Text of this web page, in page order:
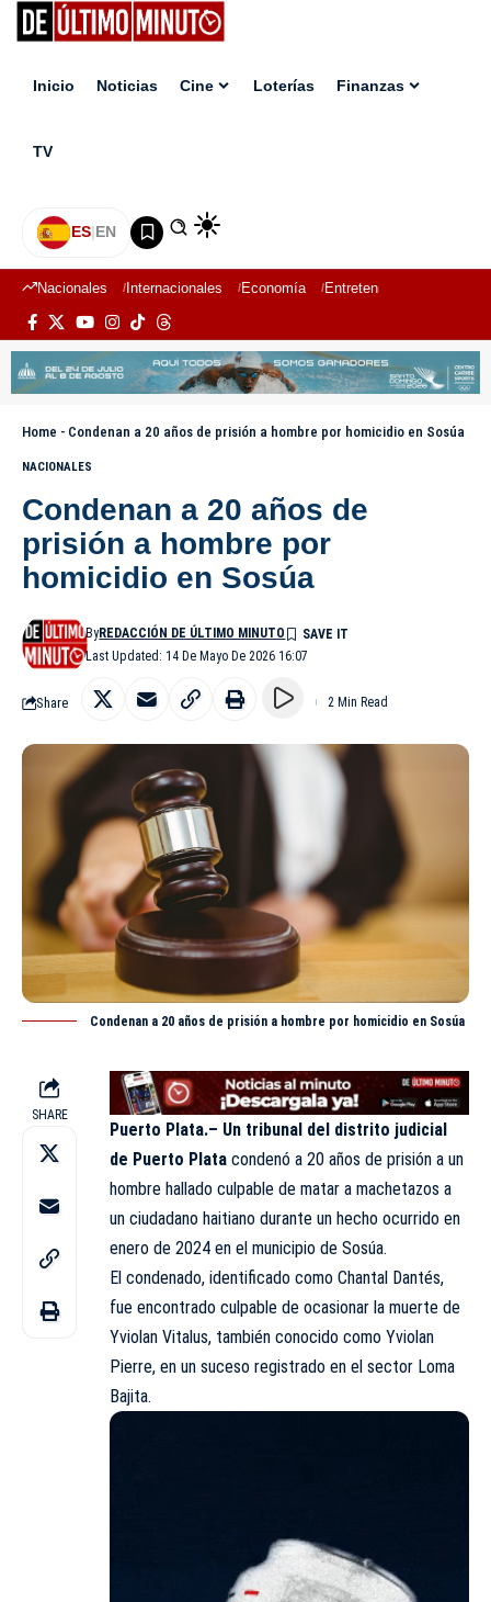
Inicio Noticias Cine Loterías Finanzas
TV
ES|EN
Nacionales Internacionales Economía Entretenimiento
Home - Condenan a 20 años de prisión a hombre por homicidio en Sosúa
NACIONALES
Condenan a 20 años de
prisión a hombre por
homicidio en Sosúa
Last Updated: 14 De Mayo De 2026 16:07
ByREDACCIÓN DE ÚLTIMO MINUTO
Share 2 Min Read
Condenan a 20 años de prisión a hombre por homicidio en Sosúa
SHARE
Puerto Plata.– Un tribunal del distrito judicial
de Puerto Plata condenó a 20 años de prisión a un
hombre hallado culpable de matar a machetazos a
un ciudadano haitiano durante un hecho ocurrido en
enero de 2024 en el municipio de Sosúa.
El condenado, identificado como Chantal Dantés,
fue encontrado culpable de ocasionar la muerte de
Yviolan Vitalus, también conocido como Yviolan
Pierre, en un suceso registrado en el sector Loma
Bajita.